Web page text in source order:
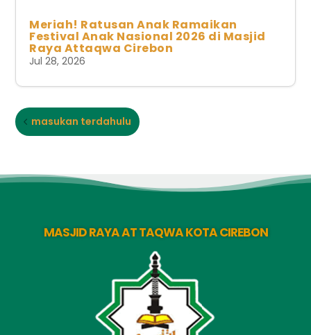
Meriah! Ratusan Anak Ramaikan
Festival Anak Nasional 2026 di Masjid
Raya Attaqwa Cirebon
Jul 28, 2026
masukan terdahulu
MASJID RAYA AT TAQWA KOTA CIREBON